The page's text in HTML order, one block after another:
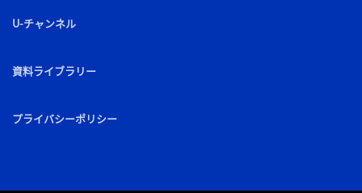
U-チャンネル
資料ライブラリー
プライバシーポリシー